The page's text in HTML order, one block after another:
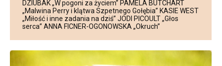
DZIUBAK „W pogoni za życiem” PAMELA BUTCHART
„Malwina Perry i klątwa Szpetnego Gołębia” KASIE WEST
„Miłość i inne zadania na dziś” JODI PICOULT „Głos
serca” ANNA FICNER-OGONOWSKA „Okruch”